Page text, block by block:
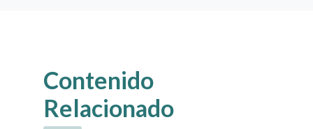
Contenido
Relacionado